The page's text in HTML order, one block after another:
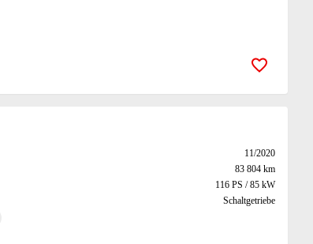
Zur
11/2020
83 804 km
116 PS / 85 kW
Schaltgetriebe